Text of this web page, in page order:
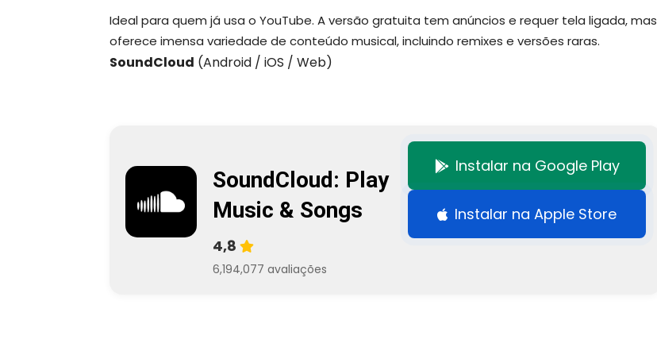
Ideal para quem já usa o YouTube. A versão gratuita tem anúncios e requer tela ligada, mas
oferece imensa variedade de conteúdo musical, incluindo remixes e versões raras.
SoundCloud (Android / iOS / Web)
SoundCloud: Play
Music & Songs
4,8
6,194,077 avaliações
Instalar na Google Play
Instalar na Apple Store